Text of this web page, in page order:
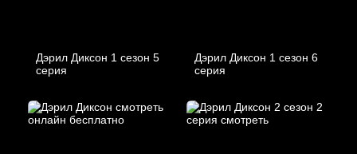
Дэрил Диксон 1 сезон 5
серия
Дэрил Диксон 1 сезон 6
серия